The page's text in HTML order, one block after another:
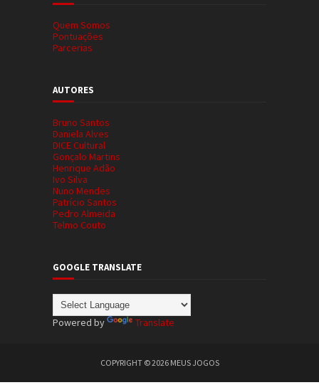
Quem Somos
Pontuações
Parcerias
AUTORES
Bruno Santos
Daniela Alves
DICE Cultural
Gonçalo Martins
Henrique Adão
Ivo Silva
Nuno Mendes
Patrício Santos
Pedro Almeida
Telmo Couto
GOOGLE TRANSLATE
Powered by Translate
COPYRIGHT ©2026 MEUS JOGOS